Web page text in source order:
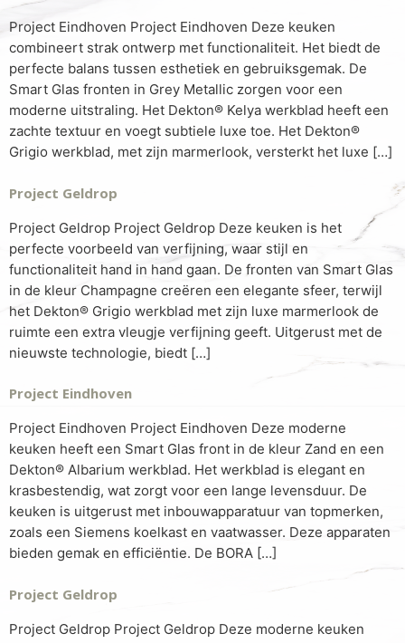
Project Eindhoven Project Eindhoven Deze keuken
combineert strak ontwerp met functionaliteit. Het biedt de
perfecte balans tussen esthetiek en gebruiksgemak. De
Smart Glas fronten in Grey Metallic zorgen voor een
moderne uitstraling. Het Dekton® Kelya werkblad heeft een
zachte textuur en voegt subtiele luxe toe. Het Dekton®
Grigio werkblad, met zijn marmerlook, versterkt het luxe […]
Project Geldrop
Project Geldrop Project Geldrop Deze keuken is het
perfecte voorbeeld van verfijning, waar stijl en
functionaliteit hand in hand gaan. De fronten van Smart Glas
in de kleur Champagne creëren een elegante sfeer, terwijl
het Dekton® Grigio werkblad met zijn luxe marmerlook de
ruimte een extra vleugje verfijning geeft. Uitgerust met de
nieuwste technologie, biedt […]
Project Eindhoven
Project Eindhoven Project Eindhoven Deze moderne
keuken heeft een Smart Glas front in de kleur Zand en een
Dekton® Albarium werkblad. Het werkblad is elegant en
krasbestendig, wat zorgt voor een lange levensduur. De
keuken is uitgerust met inbouwapparatuur van topmerken,
zoals een Siemens koelkast en vaatwasser. Deze apparaten
bieden gemak en efficiëntie. De BORA […]
Project Geldrop
Project Geldrop Project Geldrop Deze moderne keuken